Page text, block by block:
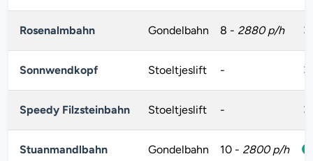
Rosenalmbahn Gondelbahn 8 - 2880 p/h
Sonnwendkopf Stoeltjeslift -
Speedy Filzsteinbahn Stoeltjeslift -
Stuanmandlbahn Gondelbahn 10 - 2800 p/h